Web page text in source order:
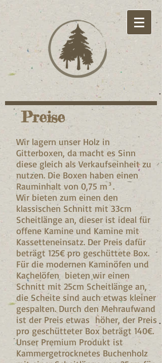
Preise
Wir lagern unser Holz in
Gitterboxen, da macht es Sinn
diese gleich als Verkaufseinheit zu
nutzen. Die Boxen haben einen
Rauminhalt von 0,75 m³.
Wir bieten zum einen den
klassischen Schnitt mit 33cm
Scheitlänge an, dieser ist ideal für
offene Kamine und Kamine mit
Kassetteneinsatz. Der Preis dafür
beträgt 125€ pro geschüttete Box.
Für die modernen Kaminöfen und
Kachelöfen bieten wir einen
Schnitt mit 25cm Scheitlänge an,
die Scheite sind auch etwas kleiner
gespalten. Durch den Mehraufwand
ist der Preis etwas höher, der Preis
pro geschütteter Box beträgt 140€.
Unser Premium Produkt ist
Kammergetrocknetes Buchenholz